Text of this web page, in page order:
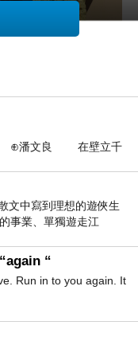
Outlet】。
立千
文中寫到理想的遊俠生
事業、單獨遊走江
“
Run in to you again. It